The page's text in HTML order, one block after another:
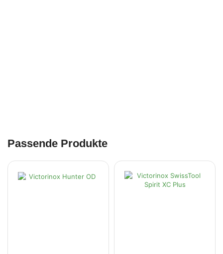
Passende Produkte